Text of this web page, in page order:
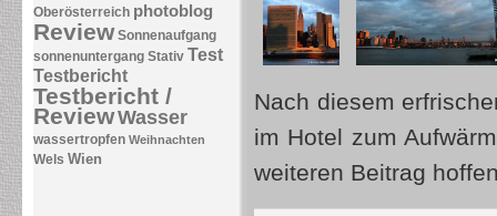
Oberösterreich photoblog
Review Sonnenaufgang
sonnenuntergang Stativ Test
Testbericht
Testbericht /
ReviewWasser
wassertropfen Weihnachten
Wels Wien
Nach diesem
im Hotel zum
weiteren Beitrag